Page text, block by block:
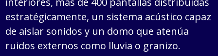
estratégicamente, un sistema acústico capaz
de aislar sonidos y un domo que atenúa
ruidos externos como lluvia o granizo.